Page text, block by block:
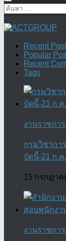
ค้นหา
Recent
Popular
Recent
Tags
งานราชกา
กรมวิชากา
บัดนี้-21 ก.ค
15 กรกฎาค
งานราชกา